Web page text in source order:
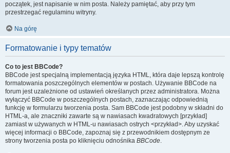
początek, jest napisanie w nim posta. Należy pamiętać, aby przy tym
przestrzegać regulaminu witryny.
Na górę
Formatowanie i typy tematów
Co to jest BBCode?
BBCode jest specjalną implementacją języka HTML, która daje lepszą kontrolę
formatowania poszczególnych elementów w postach. Używanie BBCode na
forum jest uzależnione od ustawień określanych przez administratora. Można
wyłączyć BBCode w poszczególnych postach, zaznaczając odpowiednią
funkcję w formularzu tworzenia posta. Sam BBCode jest podobny w składni do
HTML-a, ale znaczniki zawarte są w nawiasach kwadratowych [przykład]
zamiast w używanych w HTML-u nawiasach ostrych <przykład>. Aby uzyskać
więcej informacji o BBCode, zapoznaj się z przewodnikiem dostępnym ze
strony tworzenia posta po kliknięciu odnośnika BBCode.